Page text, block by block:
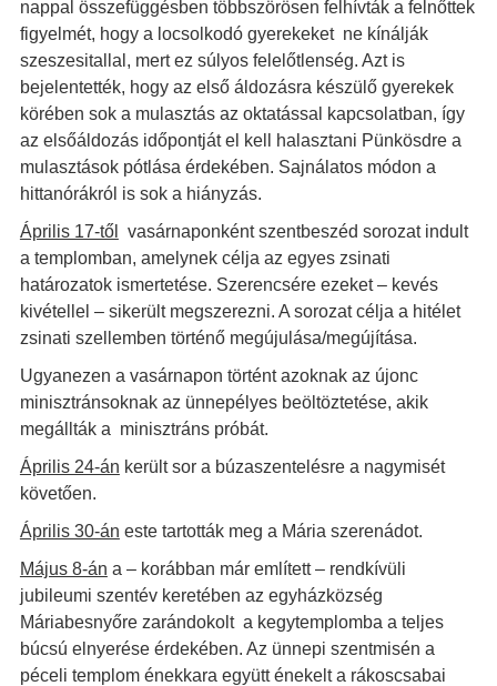
nappal összefüggésben többszörösen felhívták a felnőttek
figyelmét, hogy a locsolkodó gyerekeket ne kínálják
szeszesitallal, mert ez súlyos felelőtlenség. Azt is
bejelentették, hogy az első áldozásra készülő gyerekek
körében sok a mulasztás az oktatással kapcsolatban, így
az elsőáldozás időpontját el kell halasztani Pünkösdre a
mulasztások pótlása érdekében. Sajnálatos módon a
hittanórákról is sok a hiányzás.
Április 17-től
vasárnaponként szentbeszéd sorozat indult
a templomban, amelynek célja az egyes zsinati
határozatok ismertetése. Szerencsére ezeket – kevés
kivétellel – sikerült megszerezni. A sorozat célja a hitélet
zsinati szellemben történő megújulása/megújítása.
Ugyanezen a vasárnapon történt azoknak az újonc
minisztránsoknak az ünnepélyes beöltöztetése, akik
megállták a minisztráns próbát.
Április 24-án került sor a búzaszentelésre a nagymisét
követően.
Április 30-án este tartották meg a Mária szerenádot.
Május 8-án a – korábban már említett – rendkívüli
jubileumi szentév keretében az egyházközség
Máriabesnyőre zarándokolt a kegytemplomba a teljes
búcsú elnyerése érdekében. Az ünnepi szentmisén a
péceli templom énekkara együtt énekelt a rákoscsabai